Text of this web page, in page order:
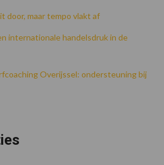
door, maar tempo vlakt af
internationale handelsdruk in de
Overijssel: ondersteuning bij